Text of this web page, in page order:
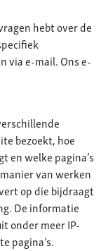
hebt over de
via e-mail. Ons e-
bezoekt, hoe
en welke pagina’s
van werken
op die bijdraagt
De informatie
onder meer IP-
pagina’s.